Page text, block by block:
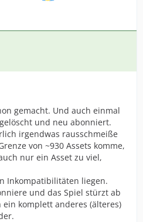
gemacht. Und auch einmal
und neu abonniert.
irgendwas rausschmeiße
von ~930 Assets komme,
nur ein Asset zu viel,
Inkompatibilitäten liegen.
und das Spiel stürzt ab
komplett anderes (älteres)